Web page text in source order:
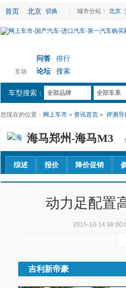
首页 北京 切换 城市分站： 北京
互动
问答
排行
论坛
搜索
车型搜索： 全部品牌 全部车系
您现在的位置： 网上车市 » 资讯首页 » 评测导
海马郑州-海马M3
综述 报价 降价促销
动力足配置
2015-10-14
吉利新帝豪